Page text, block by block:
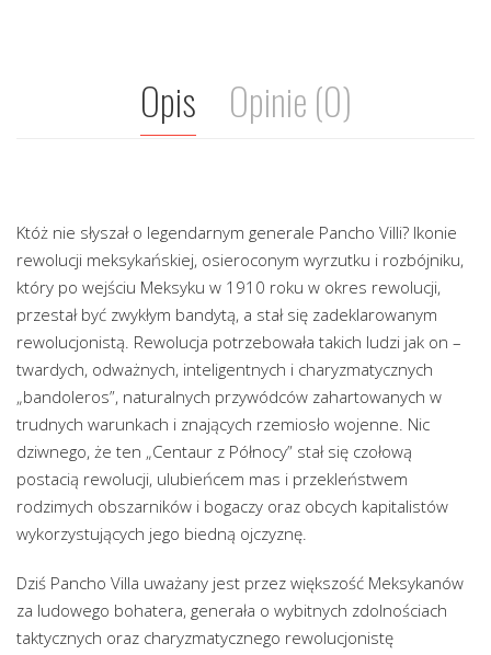
Opis Opinie (0)
Któż nie słyszał o legendarnym generale Pancho Villi? Ikonie
rewolucji meksykańskiej, osieroconym wyrzutku i rozbójniku,
który po wejściu Meksyku w 1910 roku w okres rewolucji,
przestał być zwykłym bandytą, a stał się zadeklarowanym
rewolucjonistą. Rewolucja potrzebowała takich ludzi jak on –
twardych, odważnych, inteligentnych i charyzmatycznych
„bandoleros”, naturalnych przywódców zahartowanych w
trudnych warunkach i znających rzemiosło wojenne. Nic
dziwnego, że ten „Centaur z Północy” stał się czołową
postacią rewolucji, ulubieńcem mas i przekleństwem
rodzimych obszarników i bogaczy oraz obcych kapitalistów
wykorzystujących jego biedną ojczyznę.
Dziś Pancho Villa uważany jest przez większość Meksykanów
za ludowego bohatera, generała o wybitnych zdolnościach
taktycznych oraz charyzmatycznego rewolucjonistę